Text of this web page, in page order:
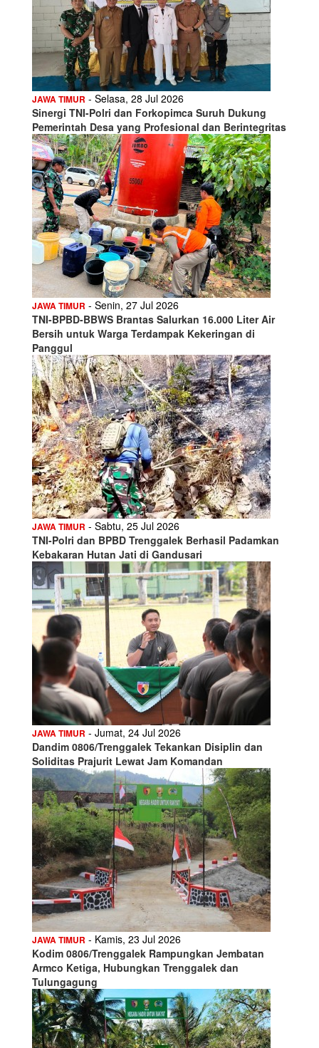
JAWA TIMUR - Selasa, 28 Jul 2026
Sinergi TNI-Polri dan Forkopimca Suruh Dukung
Pemerintah Desa yang Profesional dan Berintegritas
JAWA TIMUR - Senin, 27 Jul 2026
TNI-BPBD-BBWS Brantas Salurkan 16.000 Liter Air
Bersih untuk Warga Terdampak Kekeringan di
Panggul
JAWA TIMUR - Sabtu, 25 Jul 2026
TNI-Polri dan BPBD Trenggalek Berhasil Padamkan
Kebakaran Hutan Jati di Gandusari
JAWA TIMUR - Jumat, 24 Jul 2026
Dandim 0806/Trenggalek Tekankan Disiplin dan
Soliditas Prajurit Lewat Jam Komandan
JAWA TIMUR - Kamis, 23 Jul 2026
Kodim 0806/Trenggalek Rampungkan Jembatan
Armco Ketiga, Hubungkan Trenggalek dan
Tulungagung